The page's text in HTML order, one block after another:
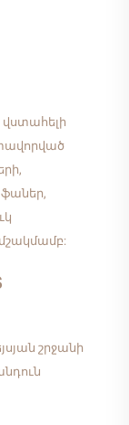
ֆաներ,
շրջանի